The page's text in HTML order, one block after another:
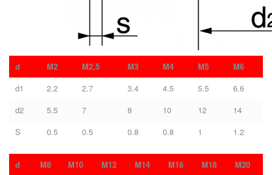
d M2 M2,5 M3 M4 M5
M6
d1
2.2 2.7 3.4 4.5 5.5
6.6
d2
5.5 7 8 10 12
14
S
0.5 0.5 0.8 0.8 1 1.2
d M8 M10 M12 M14 M16 M18
M20